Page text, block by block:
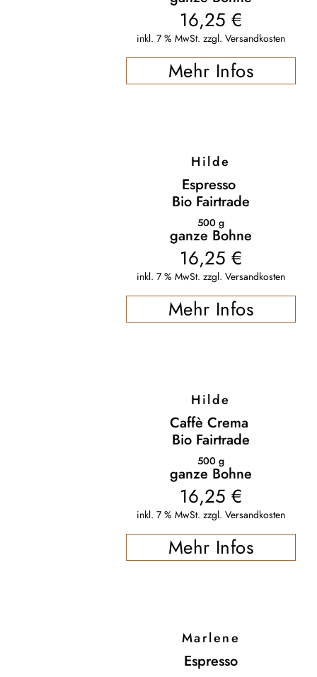
16,25 €
inkl. 7 % MwSt. zzgl. Versandkosten
Mehr Infos
Hilde
Espresso
Bio Fairtrade
500 g
ganze Bohne
16,25 €
inkl. 7 % MwSt. zzgl. Versandkosten
Mehr Infos
Hilde
Caffè Crema
Bio Fairtrade
500 g
ganze Bohne
16,25 €
inkl. 7 % MwSt. zzgl. Versandkosten
Mehr Infos
Marlene
Espresso